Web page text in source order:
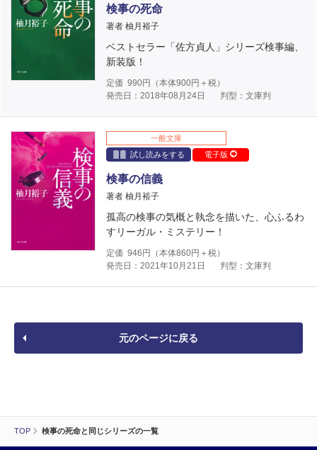
TOP 検事の死命と同じシリーズの一覧
検事の死命
著者 柚月裕子
ベストセラー「佐方貞人」シリーズ検事編、
新装版！
定価 990円（本体900円＋税）
発売日：2018年08月24日
判型：文庫判
一般文庫
試し読みをする
電子版
検事の信義
著者 柚月裕子
孤高の検事の気概と執念を描いた、心ふるわ
すリーガル・ミステリー！
定価 946 円（本体860円＋税）
発売日：2021年10月21日
判型：文庫判
元のページに戻る